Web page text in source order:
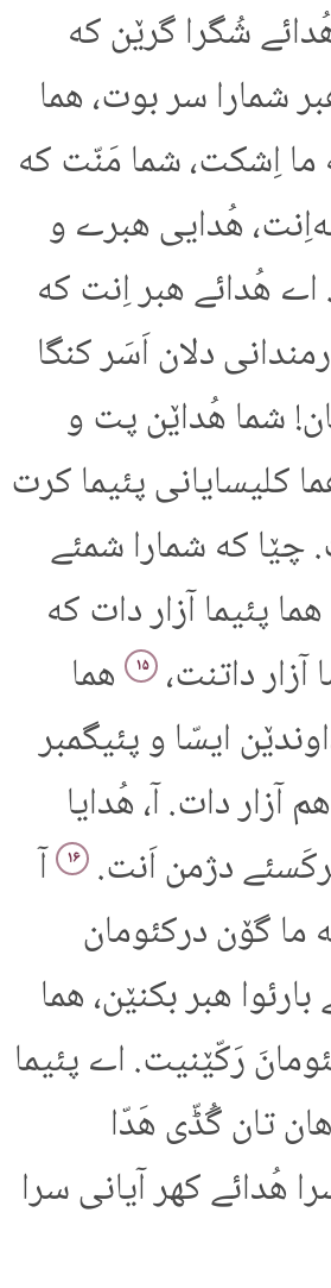
شُگرا گرێن که
شمارا سر بوت، هما
اِشکت، شما مَنّت که
هُدایی هبرے و
هُدائے هبر اِنت که
دلان اَسَر کنگا
شما هُداێن پت و
کلیسایانی پئیما کرت
چێا که شمارا شمئے
پئیما آزار دات که
داتنت،
۱۵ هما
ایسّا و پئیگمبر
آزار دات. آ، هُدایا
دژمن اَنت.
۱۶ آ
ما گۆن درکئومان
هبر بکنێن، هما
رَکّێنیت. اے پئیما
تان گُڈّی هَدّا
هُدائے کهر آیانی سرا